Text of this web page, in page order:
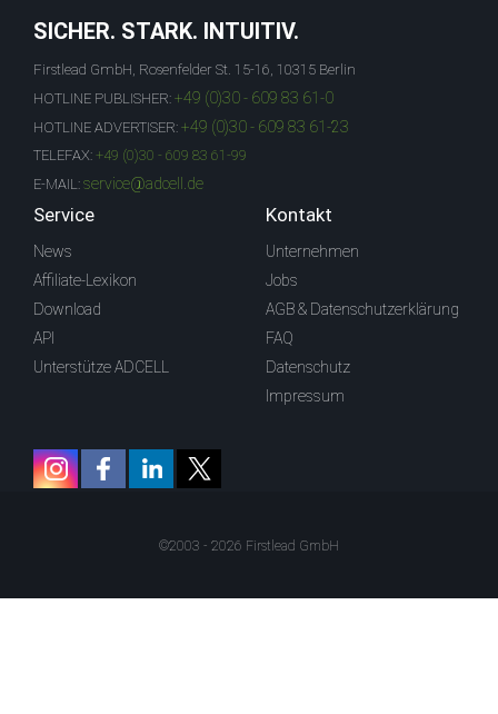
SICHER. STARK. INTUITIV.
Firstlead GmbH, Rosenfelder St. 15-16, 10315 Berlin
HOTLINE PUBLISHER: +49 (0)30 - 609 83 61-0
HOTLINE ADVERTISER: +49 (0)30 - 609 83 61-23
TELEFAX: +49 (0)30 - 609 83 61-99
E-MAIL: service@adcell.de
Service
News
Affiliate-Lexikon
Download
API
Unterstütze ADCELL
Kontakt
Unternehmen
Jobs
AGB & Datenschutzerklärung
FAQ
Datenschutz
Impressum
©2003 - 2026 Firstlead GmbH